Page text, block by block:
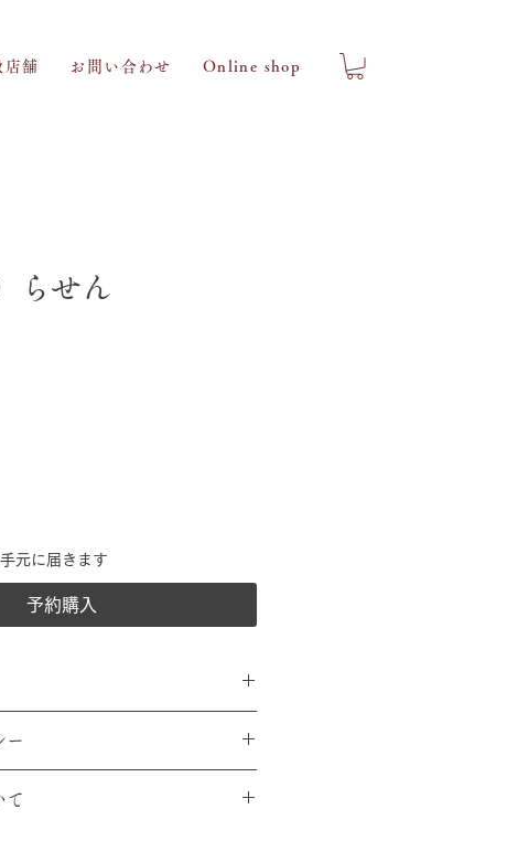
店舗 お問い合わせ Online shop
らせん
元に届きます
予約購入
（座面裏：
（座面裏：37cm×37cm）もあ
ー
ろしくお願いいたします。
て